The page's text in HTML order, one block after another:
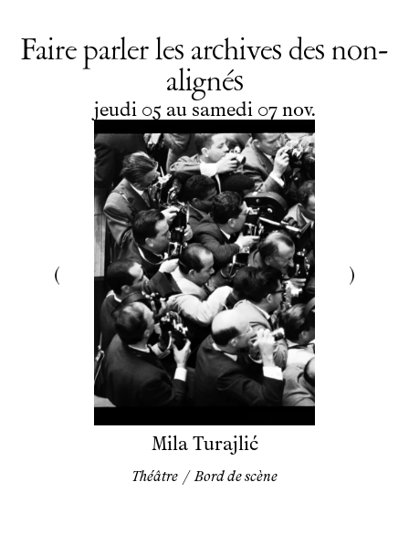
Faire parler les archives des non-
alignés
du
jeudi
jeudi 05 au au
samedi
samedi 07 novembre
nov.
Mila Turajlić
Théâtre / Bord de scène